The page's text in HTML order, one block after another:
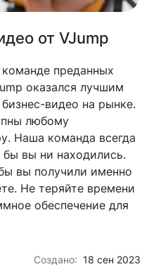
от VJump
преданных
оказался лучшим
видео на рынке.
любому
Наша команда всегда
бы вы ни находились.
вы получили именно
Не теряйте времени
обеспечение для
Создано: 18 сен 2023